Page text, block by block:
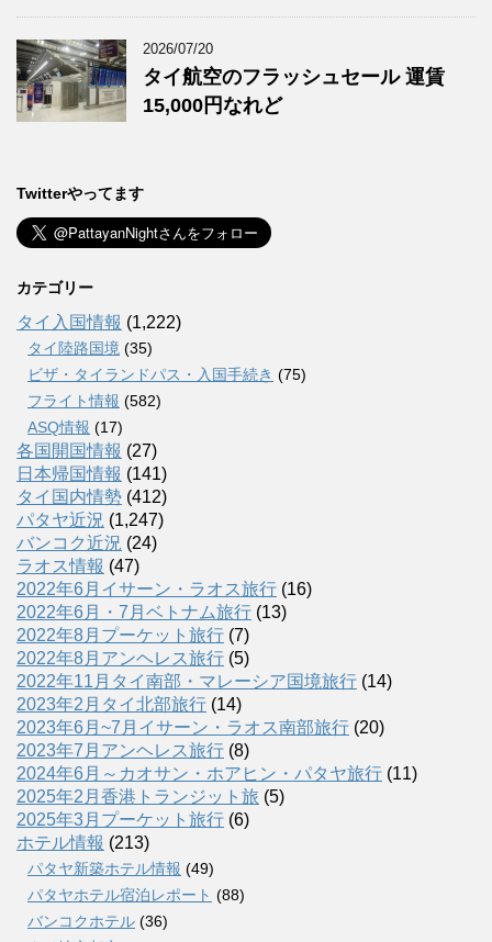
2026/07/20
タイ航空のフラッシュセール 運賃
15,000円なれど
Twitterやってます
カテゴリー
タイ入国情報 (1,222)
タイ陸路国境 (35)
ビザ・タイランドパス・入国手続き (75)
フライト情報 (582)
ASQ情報 (17)
各国開国情報 (27)
日本帰国情報 (141)
タイ国内情勢 (412)
パタヤ近況 (1,247)
バンコク近況 (24)
ラオス情報 (47)
2022年6月イサーン・ラオス旅行 (16)
2022年6月・7月ベトナム旅行 (13)
2022年8月プーケット旅行 (7)
2022年8月アンヘレス旅行 (5)
2022年11月タイ南部・マレーシア国境旅行 (14)
2023年2月タイ北部旅行 (14)
2023年6月~7月イサーン・ラオス南部旅行 (20)
2023年7月アンヘレス旅行 (8)
2024年6月～カオサン・ホアヒン・パタヤ旅行 (11)
2025年2月香港トランジット旅 (5)
2025年3月プーケット旅行 (6)
ホテル情報 (213)
パタヤ新築ホテル情報 (49)
パタヤホテル宿泊レポート (88)
バンコクホテル (36)